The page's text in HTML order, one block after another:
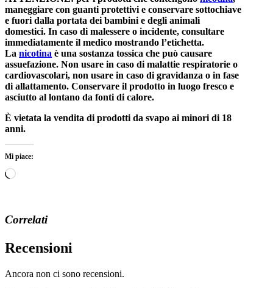
maneggiare con guanti protettivi e conservare sottochiave
e fuori dalla portata dei bambini e degli animali
domestici. In caso di malessere o incidente, consultare
immediatamente il medico mostrando l’etichetta.
La nicotina è una sostanza tossica che può causare
assuefazione. Non usare in caso di malattie respiratorie o
cardiovascolari, non usare in caso di gravidanza o in fase
di allattamento. Conservare il prodotto in luogo fresco e
asciutto al lontano da fonti di calore.
È vietata la vendita di prodotti da svapo ai minori di 18
anni.
Mi piace:
Caricamento
Correlati
Recensioni
Ancora non ci sono recensioni.